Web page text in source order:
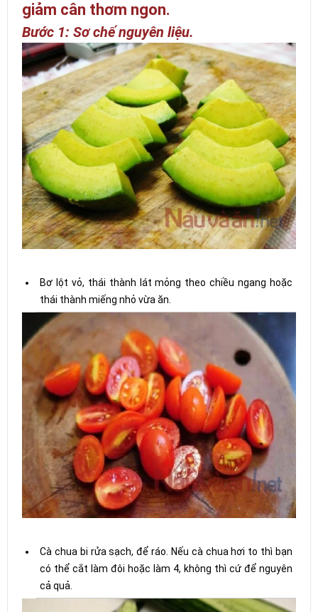
giảm cân thơm ngon.
Bước 1: Sơ chế nguyên liệu.
Bơ lột vỏ, thái thành lát mỏng theo chiều ngang hoặc
thái thành miếng nhỏ vừa ăn.
Cà chua bi rửa sạch, để ráo. Nếu cà chua hơi to thì bạn
có thể cắt làm đôi hoặc làm 4, không thì cứ để nguyên
cả quả.